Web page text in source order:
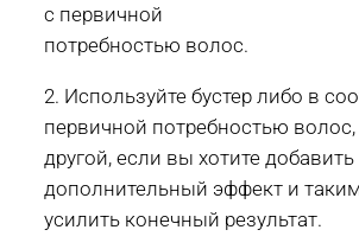
с первичной
потребностью волос.
2. Используйте бустер либо в
первичной потребностью
другой, если вы хотите добавить
дополнительный эффект и
усилить конечный результат.